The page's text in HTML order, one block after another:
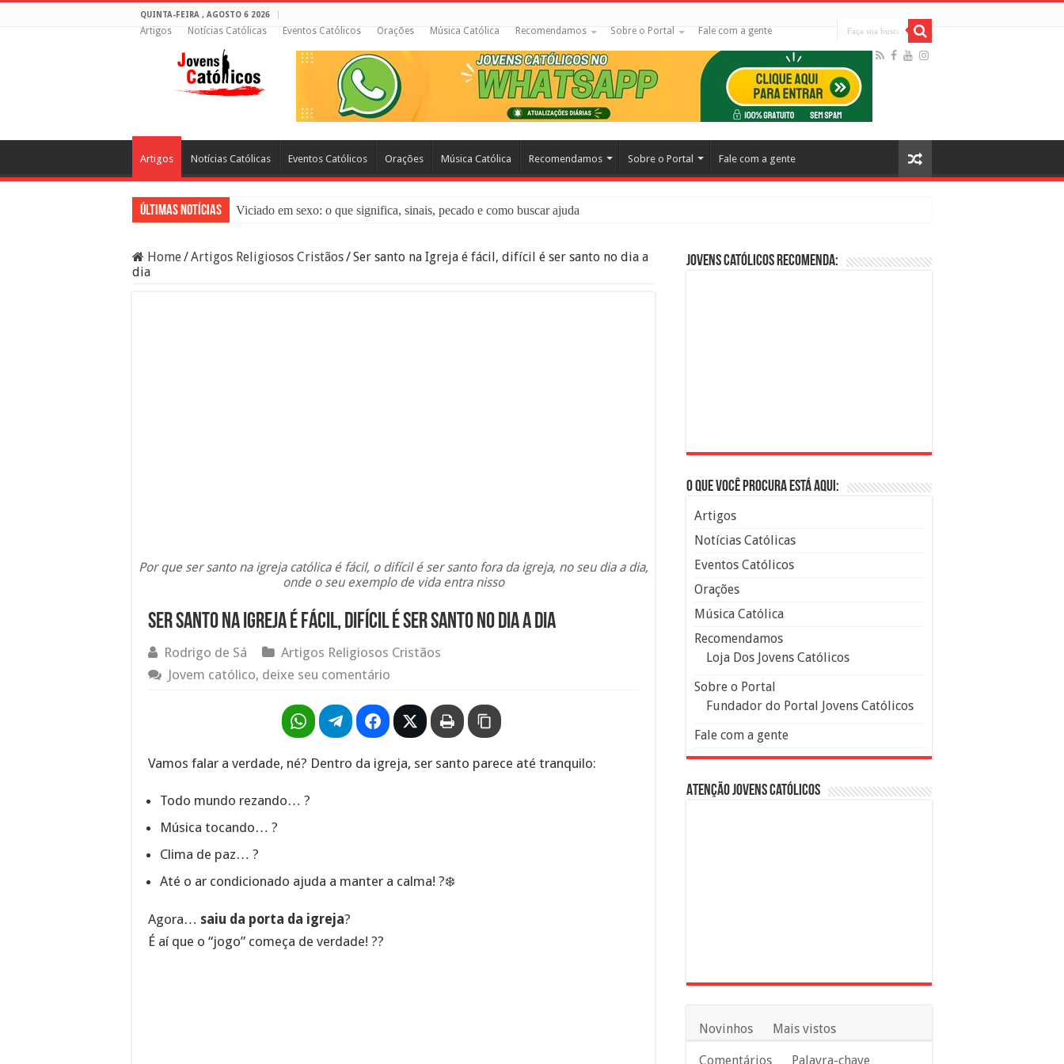
QUINTA-FEIRA , AGOSTO 6 2026
Artigos Notícias Católicas Eventos Católicos Orações Música Católica Recomendamos Sobre o Portal Fale com a gente
Artigos Notícias Católicas Eventos Católicos Orações Música Católica Recomendamos Sobre o Portal Fale com a gente
Últimas Notícias
Viciado em sexo: o que significa, sinais, pecado e como buscar ajuda
Filme Sagrado Coração – Seu Reino Não Terá Fim: O Documentário Que Vai Tocar os Católicos no Cinema
Home/Artigos Religiosos Cristãos/Ser santo na Igreja é fácil, difícil é ser santo no dia a
dia
Por que ser santo na igreja católica é fácil, o difícil é ser santo fora da igreja, no seu dia a dia,
onde o seu exemplo de vida entra nisso
Ser santo na Igreja é fácil, difícil é ser santo no dia a dia
Rodrigo de Sá
Artigos Religiosos Cristãos
Jovem católico, deixe seu comentário
Vamos falar a verdade, né? Dentro da igreja, ser santo parece até tranquilo:
Todo mundo rezando… ?
Música tocando… ?
Clima de paz… ?️
Até o ar condicionado ajuda a manter a calma! ?❄️
Agora… saiu da porta da igreja?
É aí que o “jogo” começa de verdade! ??
Jovens Católicos Recomenda:
O que você procura está aqui:
Artigos
Notícias Católicas
Eventos Católicos
Orações
Música Católica
Recomendamos
Loja Dos Jovens Católicos
Sobre o Portal
Fundador do Portal Jovens Católicos
Fale com a gente
Atenção Jovens Católicos
Novinhos Mais vistos
Comentários Palavra-chave